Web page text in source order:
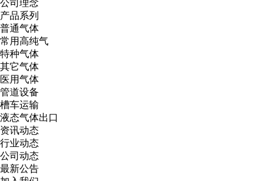
公司理念
产品系列
普通气体
常用高纯气
特种气体
其它气体
医用气体
管道设备
槽车运输
液态气体出口
资讯动态
行业动态
公司动态
最新公告